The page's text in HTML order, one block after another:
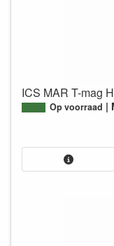
ICS MAR T-mag
Op voorraad